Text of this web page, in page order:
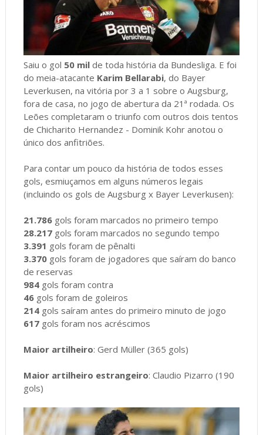
Saiu o gol 50 milde toda história da Bundesliga. E foi
do meia-atacante Karim Bellarabi, do Bayer
Leverkusen, na vitória por 3 a 1 sobre o Augsburg,
fora de casa, no jogo de abertura da 21ª rodada. Os
Leões completaram o triunfo com outros dois tentos
de Chicharito Hernandez - Dominik Kohr anotou o
único dos anfitriões.
Para contar um pouco da história de todos esses
gols, esmiuçamos em alguns números legais
(incluindo os gols de Augsburg x Bayer Leverkusen):
21.786gols foram marcados no primeiro tempo
28.217 gols foram marcados no segundo tempo
3.391 gols foram de pênalti
3.370 gols foram de jogadores que saíram do banco
de reservas
984 gols foram contra
46 gols foram de goleiros
214 gols saíram antes do primeiro minuto de jogo
617 gols foram nos acréscimos
Maior artilheiro: Gerd Müller (365 gols)
Maior artilheiro estrangeiro: Claudio Pizarro (190
gols)